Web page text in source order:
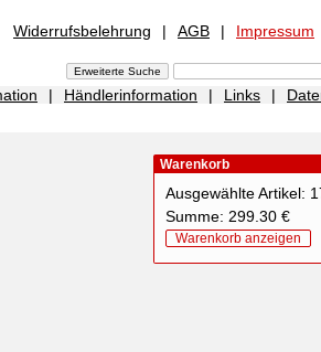
Widerrufsbelehrung | AGB | Impressum
| Händlerinformation | Links |
Warenkorb
Ausgewählte Artikel:
Summe: 299.30 €
Warenkorb anzeigen